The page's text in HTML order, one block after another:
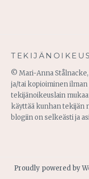
TEKIJÄNOIKEUS
© Mari-Anna
ja/tai kopioiminen
tekijänoikeuslain
käyttää kunhan tekijän
blogiin on selkeästi ja
Proudly powered by